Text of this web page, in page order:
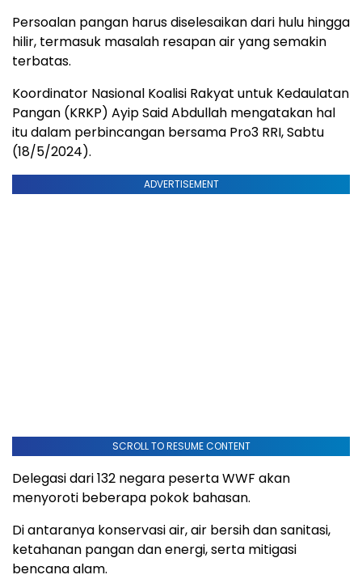
Persoalan pangan harus diselesaikan dari hulu hingga
hilir, termasuk masalah resapan air yang semakin
terbatas.
Koordinator Nasional Koalisi Rakyat untuk Kedaulatan
Pangan (KRKP) Ayip Said Abdullah mengatakan hal
itu dalam perbincangan bersama Pro3 RRI, Sabtu
(18/5/2024).
ADVERTISEMENT
SCROLL TO RESUME CONTENT
Delegasi dari 132 negara peserta WWF akan
menyoroti beberapa pokok bahasan.
Di antaranya konservasi air, air bersih dan sanitasi,
ketahanan pangan dan energi, serta mitigasi
bencana alam.